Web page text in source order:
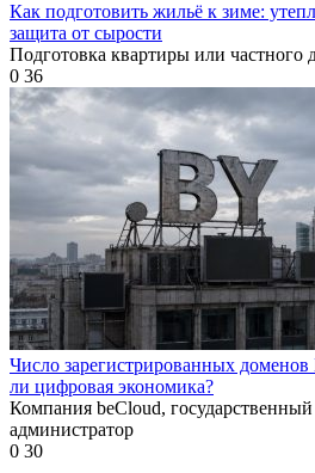
Как подготовить жильё к зиме:
защита от сырости
Подготовка квартиры или частного
0 36
Число зарегистрированных доменов
ли цифровая экономика?
Компания beCloud,
администратор
0 30